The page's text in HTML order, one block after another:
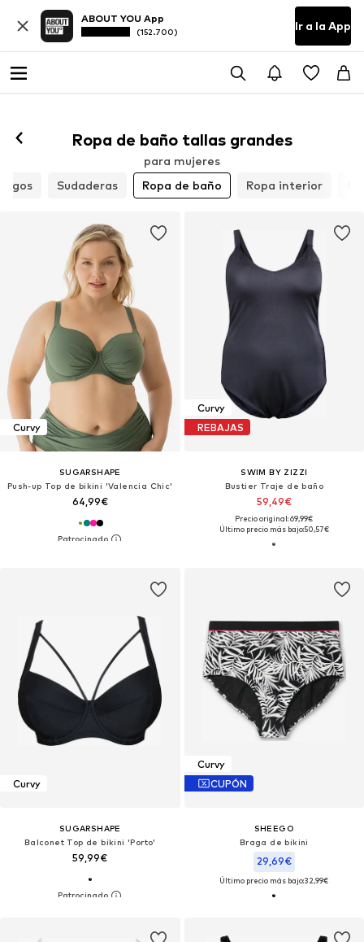
ABOUT YOU App
(152.700) Ir a la App
Ropa de baño tallas grandes
para mujeres
Sudaderas Ropa de baño Ropa interior
Curvy
SUGARSHAPE
Push-up Top de bikini 'Valencia Chic'
64,99€
Curvy
REBAJAS
SWIM BY ZIZZI
Bustier Traje de baño
59,49€
Precio original: 69,99€
Último precio más bajo:50,57€
Curvy
SUGARSHAPE
Balconet Top de bikini 'Porto'
59,99€
Curvy
CUPÓN
SHEEGO
Braga de bikini
29,69€
Último precio más bajo:32,99€